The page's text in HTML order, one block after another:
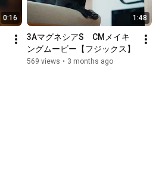
0:16 1:48
3AマグネシアS　CMメイキ
ングムービー【フジックス】
569 views • 3 months ago